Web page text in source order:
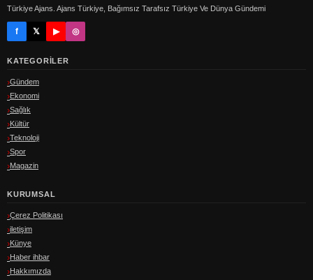
Türkiye Ajans. Ajans Türkiye, Bağımsız Tarafsız Türkiye Ve Dünya Gündemi
f 𝕏 ▶ ◎
KATEGORILER
Gündem
Ekonomi
Sağlık
Kültür
Teknoloji
Spor
Magazin
KURUMSAL
Çerez Politikası
iletişim
Künye
Haber ihbar
Hakkımızda